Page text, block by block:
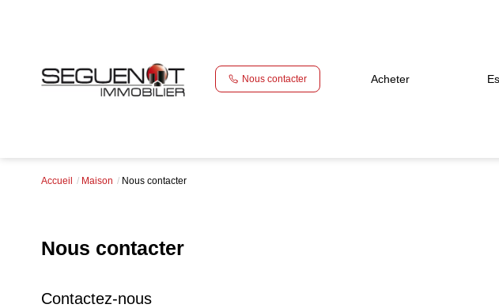
Nous contacter Acheter
Accueil Maison Nous contacter
Nous contacter
Contactez-nous